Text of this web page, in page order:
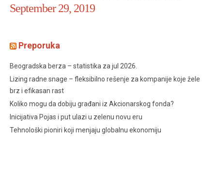
September 29, 2019
Preporuka
Beogradska berza – statistika za jul 2026.
Lizing radne snage – fleksibilno rešenje za kompanije koje žele
brz i efikasan rast
Koliko mogu da dobiju građani iz Akcionarskog fonda?
Inicijativa Pojas i put ulazi u zelenu novu eru
Tehnološki pioniri koji menjaju globalnu ekonomiju